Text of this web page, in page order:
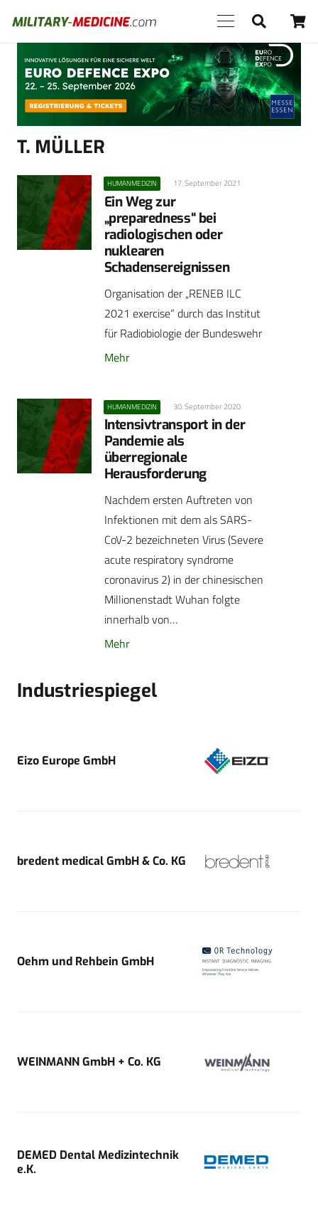
Anzeige
T. MÜLLER
HUMANMEDIZIN 17. September 2021
Ein Weg zur
„preparedness“ bei
radiologischen oder
nuklearen
Schadensereignissen
Organisation der „RENEB ILC
2021 exercise“ durch das Institut
für Radiobiologie der Bundeswehr
Mehr
HUMANMEDIZIN 30. September 2020
Intensivtransport in der
Pandemie als
überregionale
Herausforderung
Nachdem ersten Auftreten von
Infektionen mit dem als SARS-
CoV-2 bezeichneten Virus (Severe
acute respiratory syndrome
coronavirus 2) in der chinesischen
Millionenstadt Wuhan folgte
innerhalb von…
Mehr
Industriespiegel
Eizo Europe GmbH
bredent medical GmbH & Co. KG
Oehm und Rehbein GmbH
WEINMANN GmbH + Co. KG
DEMED Dental Medizintechnik
e.K.